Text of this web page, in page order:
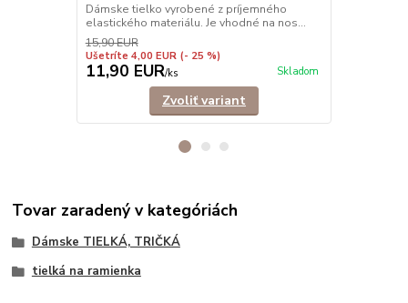
Dámske tielko vyrobené z príjemného
elastického materiálu. Je vhodné na nos...
15,90 EUR
Ušetríte 4,00 EUR (- 25 %)
11,90 EUR/ks Skladom
Zvoliť variant
Tovar zaradený v kategóriách
Dámske TIELKÁ, TRIČKÁ
tielká na ramienka